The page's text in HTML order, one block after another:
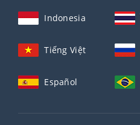
Indonesia
Tiếng Việt
Español